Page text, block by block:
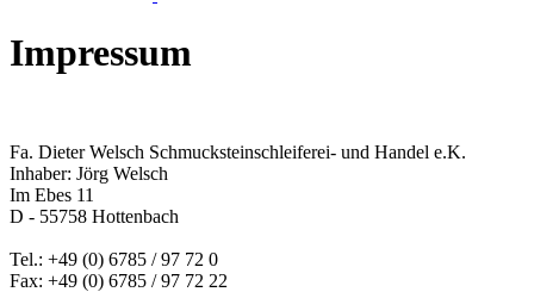
Impressum
Fa. Dieter Welsch Schmucksteinschleiferei- und Handel e.K.
Inhaber: Jörg Welsch
Im Ebes 11
D - 55758 Hottenbach
Tel.: +49 (0) 6785 / 97 72 0
Fax: +49 (0) 6785 / 97 72 22